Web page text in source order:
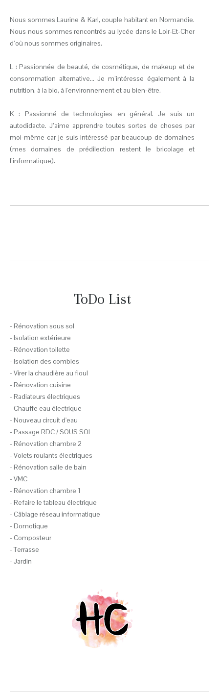
Nous sommes Laurine & Karl, couple habitant en Normandie.
Nous nous sommes rencontrés au lycée dans le Loir-Et-Cher
d’où nous sommes originaires.
L : Passionnée de beauté, de cosmétique, de makeup et de
consommation alternative... Je m’intéresse également à la
nutrition, à la bio, à l'environnement et au bien-être.
K : Passionné de technologies en général. Je suis un
autodidacte. J’aime apprendre toutes sortes de choses par
moi-même car je suis intéressé par beaucoup de domaines
(mes domaines de prédilection restent le bricolage et
l’informatique).
ToDo List
- Rénovation sous sol
- Isolation extérieure
- Rénovation toilette
- Isolation des combles
- Virer la chaudière au fioul
- Rénovation cuisine
- Radiateurs électriques
- Chauffe eau électrique
- Nouveau circuit d'eau
- Passage RDC / SOUS SOL
- Rénovation chambre 2
- Volets roulants électriques
- Rénovation salle de bain
- VMC
- Rénovation chambre 1
- Refaire le tableau électrique
- Câblage réseau informatique
- Domotique
- Composteur
- Terrasse
- Jardin